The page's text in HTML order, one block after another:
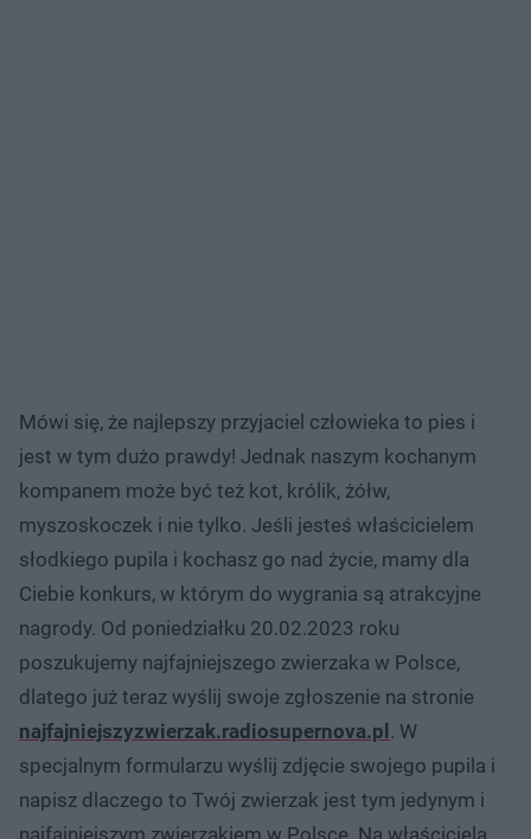
Mówi się, że najlepszy przyjaciel człowieka to pies i
jest w tym dużo prawdy! Jednak naszym kochanym
kompanem może być też kot, królik, żółw,
myszoskoczek i nie tylko. Jeśli jesteś właścicielem
słodkiego pupila i kochasz go nad życie, mamy dla
Ciebie konkurs, w którym do wygrania są atrakcyjne
nagrody. Od poniedziałku 20.02.2023 roku
poszukujemy najfajniejszego zwierzaka w Polsce,
dlatego już teraz wyślij swoje zgłoszenie na stronie
najfajniejszyzwierzak.radiosupernova.pl. W
specjalnym formularzu wyślij zdjęcie swojego pupila i
napisz dlaczego to Twój zwierzak jest tym jedynym i
najfajniejszym zwierzakiem w Polsce. Na właściciela